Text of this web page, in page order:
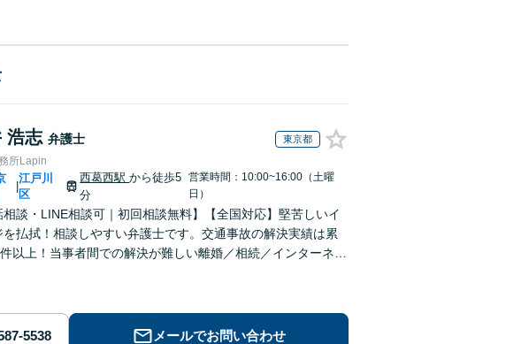
浩志 弁護士 東京都
所Lapin
|
江戸川
区
西葛西駅から徒歩5
分
営業時間：10:00~16:00（土曜
日）
相談・LINE相談可｜初回相談無料】【全国対応】堅苦しいイ
を払拭！相談しやすい弁護士です。交通事故の解決実績は累
以上！当事者間での解決が難しい離婚／相続／インターネッ
メールでお問い合わせ